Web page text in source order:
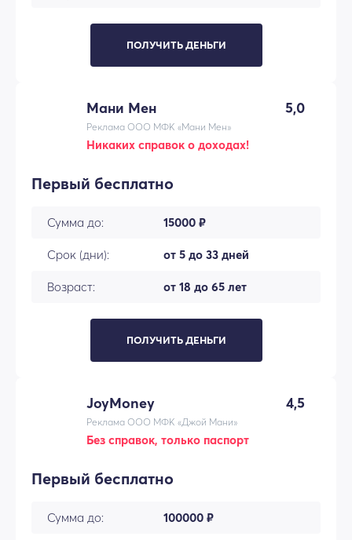
ПОЛУЧИТЬ ДЕНЬГИ
Мани Мен 5,0
Реклама ООО МФК «Мани Мен»
Никаких справок о доходах!
Первый бесплатно
Сумма до: 15000 ₽
Срок (дни): от 5 до 33 дней
Возраст: от 18 до 65 лет
ПОЛУЧИТЬ ДЕНЬГИ
JoyMoney 4,5
Реклама ООО МФК «Джой Мани»
Без справок, только паспорт
Первый бесплатно
Сумма до: 100000 ₽